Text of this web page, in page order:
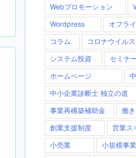
Webプロモーション
Wordpress オフラ
コラム コロナウイル
システム投資 セミナ
ホームページ
中小企業診断士 独立の道
事業再構築補助金 働
創業支援制度 営業ス
小売業 小規模事